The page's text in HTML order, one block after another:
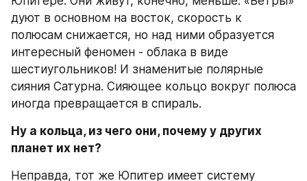
дуют в основном на восток, скорость к
полюсам снижается, но над ними образуется
интересный феномен - облака в виде
шестиугольников! И знаменитые полярные
сияния Сатурна. Сияющее кольцо вокруг полюса
иногда превращается в спираль.
Ну а кольца, из чего они, почему у других
планет их нет?
Неправда, тот же Юпитер имеет систему